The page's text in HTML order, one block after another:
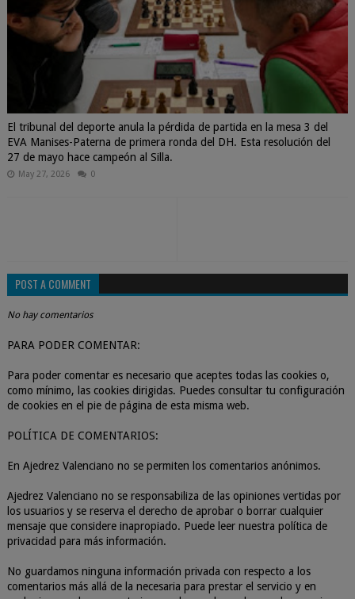
El tribunal del deporte anula la pérdida de partida en la mesa 3 del
EVA Manises-Paterna de primera ronda del DH. Esta resolución del
27 de mayo hace campeón al Silla.
May 27, 2026 0
POST A COMMENT
No hay comentarios
PARA PODER COMENTAR:
Para poder comentar es necesario que aceptes todas las cookies o,
como mínimo, las cookies dirigidas. Puedes consultar tu configuración
de cookies en el pie de página de esta misma web.
POLÍTICA DE COMENTARIOS:
En Ajedrez Valenciano no se permiten los comentarios anónimos.
Ajedrez Valenciano no se responsabiliza de las opiniones vertidas por
los usuarios y se reserva el derecho de aprobar o borrar cualquier
mensaje que considere inapropiado. Puede leer nuestra política de
privacidad para más información.
No guardamos ninguna información privada con respecto a los
comentarios más allá de la necesaria para prestar el servicio y en